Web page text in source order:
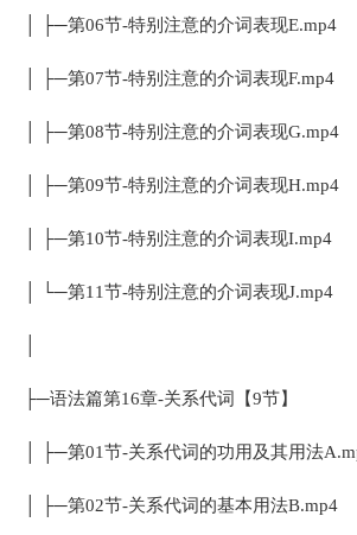
│ ├─第06节-特别注意的介词表现E.mp4
│ ├─第07节-特别注意的介词表现F.mp4
│ ├─第08节-特别注意的介词表现G.mp4
│ ├─第09节-特别注意的介词表现H.mp4
│ ├─第10节-特别注意的介词表现I.mp4
│ └─第11节-特别注意的介词表现J.mp4
├─语法篇第16章-关系代词【9节】
│ ├─第01节-关系代词的功用及其用法
│ ├─第02节-关系代词的基本用法B.mp4